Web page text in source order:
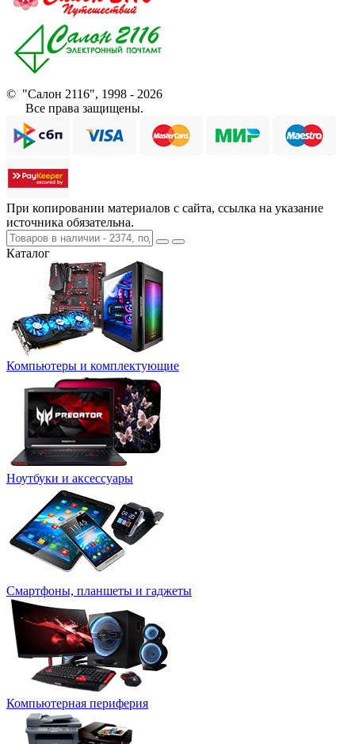
© "Салон 2116", 1998 - 2026
Все права защищены.
При копировании материалов с сайта, ссылка на указание
источника обязательна.
Каталог
Компьютеры и комплектующие
Ноутбуки и аксессуары
Смартфоны, планшеты и гаджеты
Компьютерная периферия